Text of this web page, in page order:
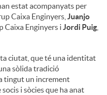
estat acompanyats per
Caixa Enginyers, Juanjo
Caixa Enginyers i Jordi Puig
ciutat, que té una identitat
sòlida tradició
tingut un increment
i sòcies que ha anat